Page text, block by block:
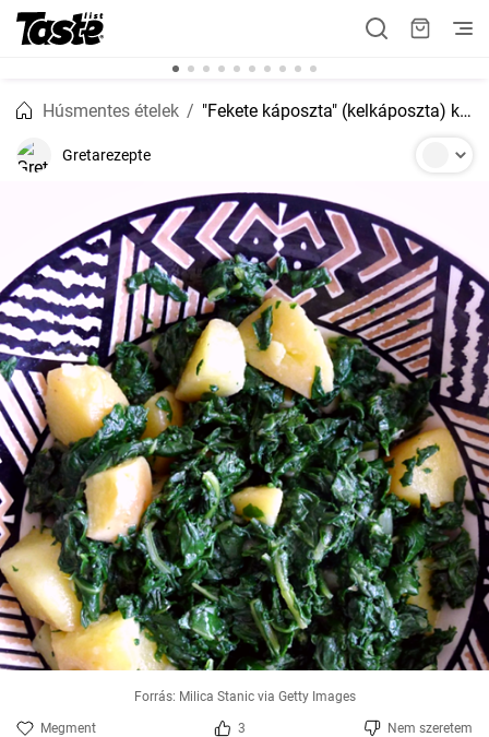
Húsmentes ételek "Fekete káposzta" (kelkáposzta) kabátburgonyával recept
Gretarezepte
Forrás: Milica Stanic via Getty Images
Megment 3 Nem szeretem